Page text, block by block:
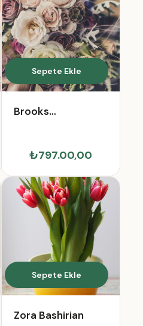
Sepete Ekle
Brooks
₺797.00,00
Sepete Ekle
Zora Bashirian